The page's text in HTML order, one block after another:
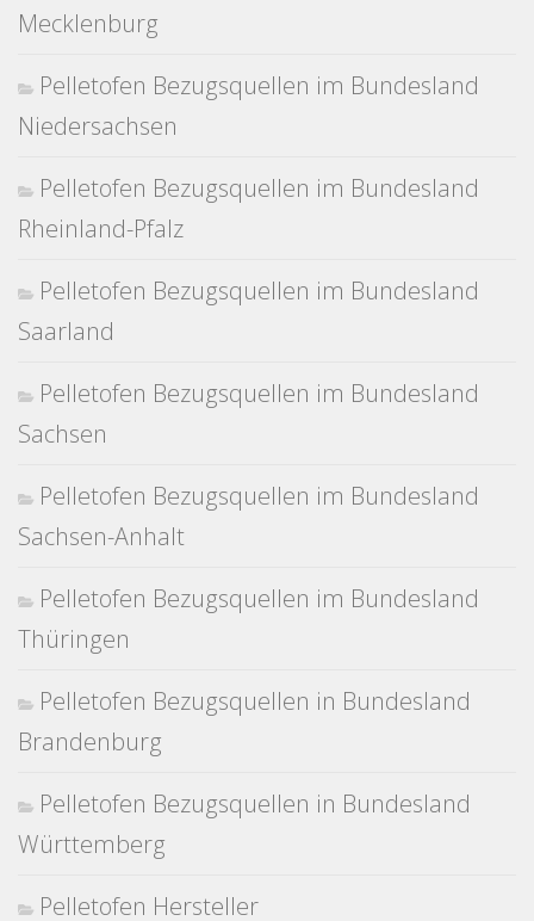
Mecklenburg
Pelletofen Bezugsquellen im Bundesland
Niedersachsen
Pelletofen Bezugsquellen im Bundesland
Rheinland-Pfalz
Pelletofen Bezugsquellen im Bundesland
Saarland
Pelletofen Bezugsquellen im Bundesland
Sachsen
Pelletofen Bezugsquellen im Bundesland
Sachsen-Anhalt
Pelletofen Bezugsquellen im Bundesland
Thüringen
Pelletofen Bezugsquellen in Bundesland
Brandenburg
Pelletofen Bezugsquellen in Bundesland
Württemberg
Pelletofen Hersteller